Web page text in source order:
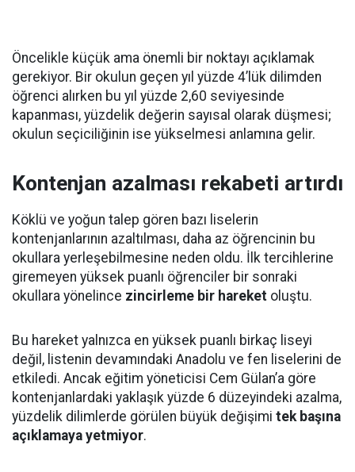
Öncelikle küçük ama önemli bir noktayı açıklamak
gerekiyor. Bir okulun geçen yıl yüzde 4’lük dilimden
öğrenci alırken bu yıl yüzde 2,60 seviyesinde
kapanması, yüzdelik değerin sayısal olarak düşmesi;
okulun seçiciliğinin ise yükselmesi anlamına gelir.
Kontenjan azalması rekabeti artırdı
Köklü ve yoğun talep gören bazı liselerin
kontenjanlarının azaltılması, daha az öğrencinin bu
okullara yerleşebilmesine neden oldu. İlk tercihlerine
giremeyen yüksek puanlı öğrenciler bir sonraki
okullara yönelince zincirleme bir hareket oluştu.
Bu hareket yalnızca en yüksek puanlı birkaç liseyi
değil, listenin devamındaki Anadolu ve fen liselerini de
etkiledi. Ancak eğitim yöneticisi Cem Gülan’a göre
kontenjanlardaki yaklaşık yüzde 6 düzeyindeki azalma,
yüzdelik dilimlerde görülen büyük değişimi tek başına
açıklamaya yetmiyor.